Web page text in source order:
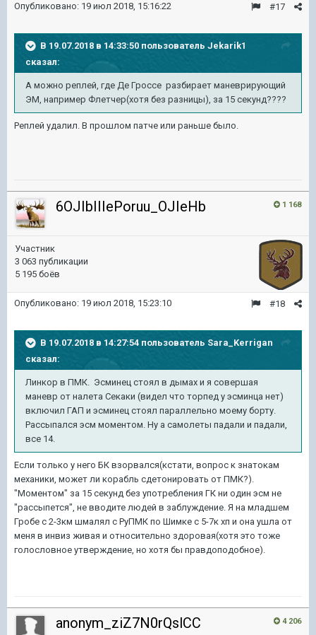
#17
Опубликовано: 19 июл 2018, 15:16:22
В 19.07.2018 в 14:33:50 пользователь Jekarik1
сказал:
А можно реплей, где Де Гроссе разбирает маневрирующий
ЭМ, например Флетчер(хотя без разницы), за 15 секунд????
Реплей удалил. В прошлом патче или раньше было.
1 168
6OJIbIIIePoruu_OJIeHb
Участник
3 063 публикации
5 195 боёв
#18
Опубликовано: 19 июл 2018, 15:23:10
В 19.07.2018 в 14:27:54 пользователь Sara_Kerrigan
сказал:
Линкор в ПМК. Эсминец стоял в дымах и я совершая
маневр от налета Секаки (видел что торпед у эсминца нет)
включил ГАП и эсминец стоял параллельно моему борту.
Рассыпался эсм моментом. Ну а самолеты падали и падали,
все 14.
Если только у него БК взорвался(кстати, вопрос к знатокам
механики, может ли корабль сдетонировать от ПМК?).
"Моментом" за 15 секунд без употребления ГК ни один эсм не
"рассыпется", не вводите людей в заблуждение. Я на младшем
Гробе с 2-3км шмалял с РуПМК по Шимке с 5-7к хп и она ушла от
меня в инвиз живая и относительно здоровая(хотя это тоже
голословное утверждение, но хотя бы правдоподобное).
4 206
anonym_ziZ7N0rQslCC